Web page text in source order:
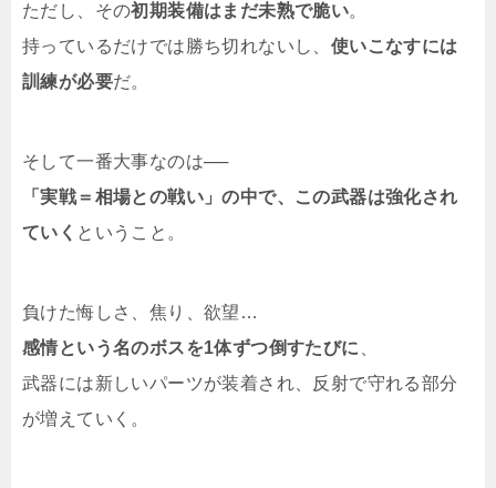
ただし、その初期装備はまだ未熟で脆い。
持っているだけでは勝ち切れないし、 使いこなすには
訓練が必要だ。
そして一番大事なのは──
「実戦＝相場との戦い」の中で、この武器は強化され
ていく ということ。
負けた悔しさ、焦り、欲望…
感情という名のボスを1体ずつ倒すたびに
武器には新しいパーツが装着され、反射で守れる部分
が増えていく。